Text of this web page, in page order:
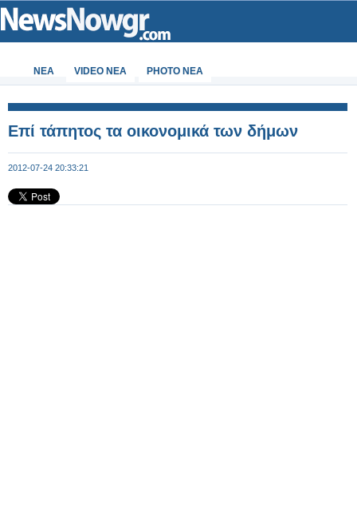
ΝΕΑ VIDEO NEA PHOTO NEA
Επί τάπητος τα οικονομικά των δήμων
2012-07-24 20:33:21